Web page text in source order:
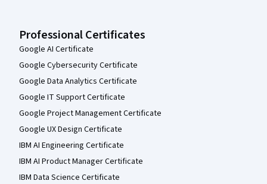
Professional Certificates
Google AI Certificate
Google Cybersecurity Certificate
Google Data Analytics Certificate
Google IT Support Certificate
Google Project Management Certificate
Google UX Design Certificate
IBM AI Engineering Certificate
IBM AI Product Manager Certificate
IBM Data Science Certificate